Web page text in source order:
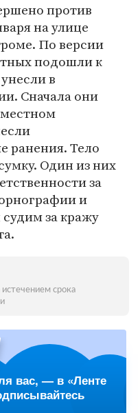
против
на улице
По версии
подошли к
в
Сначала они
местном
ранения. Тело
Один из них
за
и
за кражу
срока
вас, — в «Ленте